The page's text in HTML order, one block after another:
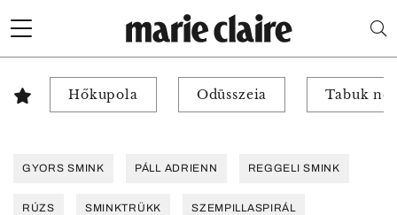
Hőkupola Odüsszeia Tabuk
GYORS SMINK PÁLL ADRIENN REGGELI SMINK
RÚZS SMINKTRÜKK SZEMPILLASPIRÁL